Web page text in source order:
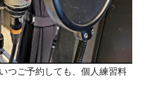
つご予約しても、個人練習料